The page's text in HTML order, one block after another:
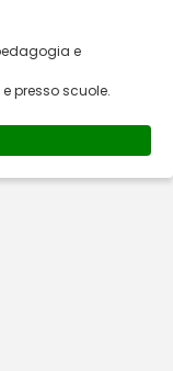
e
presso scuole.